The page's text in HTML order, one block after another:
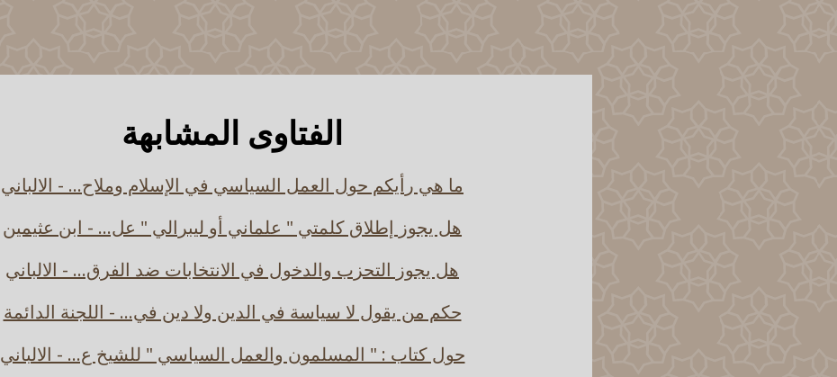
الفتاوى المشابهة
ما هي رأيكم حول العمل السياسي في الإسلام وملاح... - الالباني
هل يجوز إطلاق كلمتي " علماني أو ليبرالي " عل... - ابن عثيمين
هل يجوز التحزب والدخول في الانتخابات ضد الفرق... - الالباني
حكم من يقول لا سياسة في الدين ولا دين في... - اللجنة الدائمة
حول كتاب : " المسلمون والعمل السياسي " للشيخ ع... - الالباني